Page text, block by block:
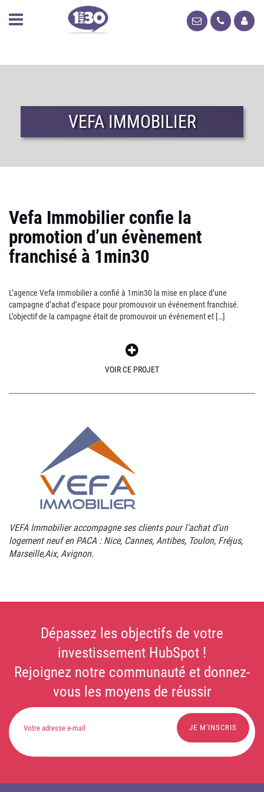
VEFA IMMOBILIER
Vefa Immobilier confie la
promotion d’un évènement
franchisé à 1min30
L’agence Vefa Immobilier a confié à 1min30 la mise en place d’une
campagne d’achat d’espace pour promouvoir un événement franchisé.
L’objectif de la campagne était de promouvoir un événement et […]
VOIR CE PROJET
VEFA Immobilier accompagne ses clients pour l’achat d’un
logement neuf en PACA : Nice, Cannes, Antibes, Toulon, Fréjus,
Marseille,Aix, Avignon.
Dépassez les objectifs de votre
investissement HubSpot !
Rejoignez notre communauté et donnez-
vous les moyens de réussir